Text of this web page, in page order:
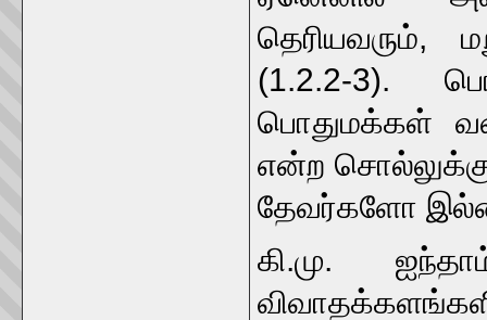
தெரியவரும்,
(1.2.2-3).
பொதுமக்கள்
என்ற
தேவர்களோ
கி.மு.